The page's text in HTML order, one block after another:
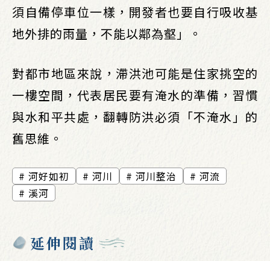
須自備停車位一樣，開發者也要自行吸收基
地外排的雨量，不能以鄰為壑」。
對都市地區來說，滯洪池可能是住家挑空的
一樓空間，代表居民要有淹水的準備，習慣
與水和平共處，翻轉防洪必須「不淹水」的
舊思維。
河好如初 河川 河川整治
河流
溪河
延伸閱讀